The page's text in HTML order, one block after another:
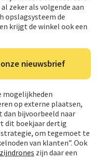
zeker als volgende aan
opslagsysteem de
krijgt de winkel ook een
nieuwsbrief
mogelijkheden
op externe plaatsen,
dan bijvoorbeeld naar
dit boekjaar dertig
om tegemoet te
van klanten”. Ook
zijn daar een